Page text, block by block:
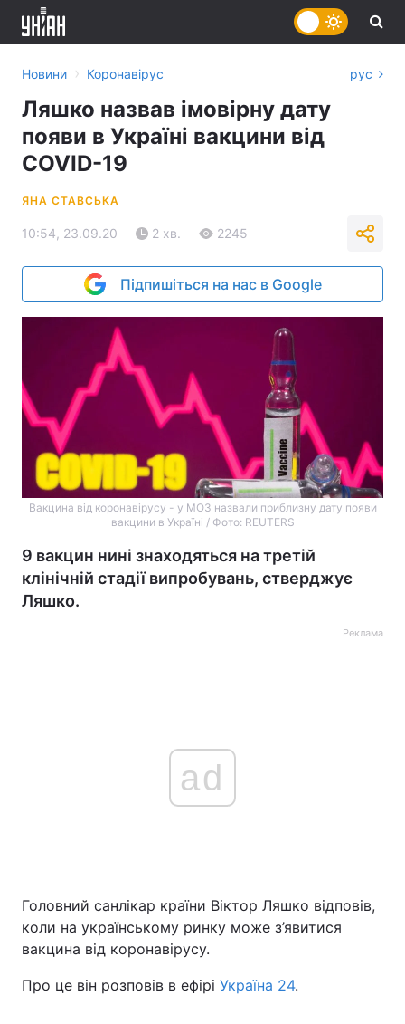
Україна Політика
Новини › Коронавірус рус
Ляшко назвав імовірну дату
появи в Україні вакцини від
COVID-19
ЯНА СТАВСЬКА
10:54, 23.09.20 2 хв. 2245
Підпишіться на нас в Google
Вакцина від коронавірусу - у МОЗ назвали приблизну дату появи
вакцини в Україні / Фото: REUTERS
9 вакцин нині знаходяться на третій
клінічній стадії випробувань, стверджує
Ляшко.
Реклама
ad
Головний санлікар країни Віктор Ляшко відповів,
коли на українському ринку може з’явитися
вакцина від коронавірусу.
Про це він розповів в ефірі Україна 24.